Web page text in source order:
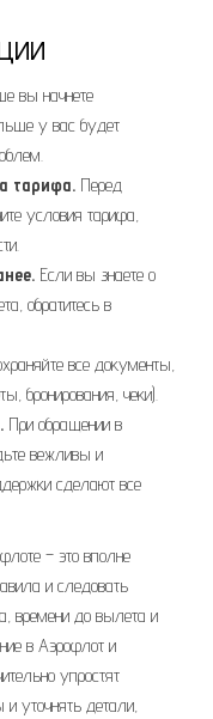
вы начнете
у вас будет
тарифа. Перед
условия тарифа,
Если вы знаете о
обратитесь в
все документы,
бронирования, чеки).
При обращении в
вежливы и
сделают все
– это вполне
и следовать
времени до вылета и
в Аэрофлот и
упростят
и уточнять детали,